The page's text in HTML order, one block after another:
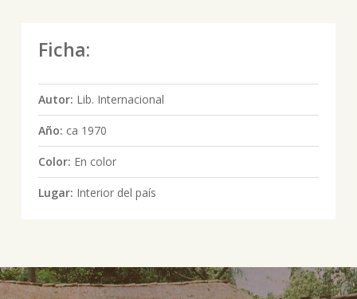
Ficha:
Autor: Lib. Internacional
Año: ca 1970
Color: En color
Lugar: Interior del país